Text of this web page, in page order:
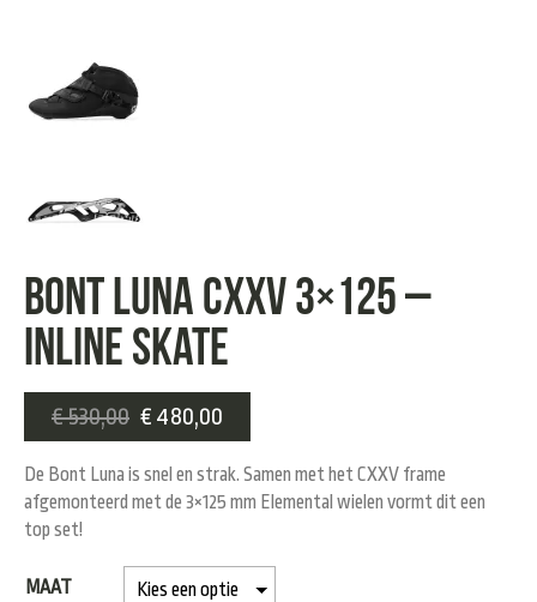
Bont Luna CXXV 3×125 –
Inline Skate
€530,00 € 480,00
De Bont Luna is snel en strak. Samen met het CXXV frame
afgemonteerd met de 3×125 mm Elemental wielen vormt dit een
top set!
MAAT